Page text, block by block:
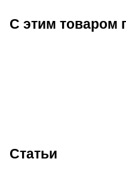
С этим товаром
Статьи